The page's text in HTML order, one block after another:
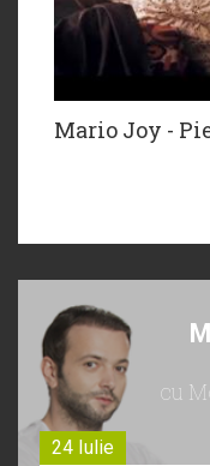
Mario Joy -
cu
24 Iulie